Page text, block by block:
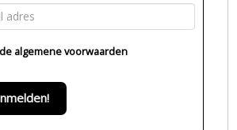
algemene voorwaarden